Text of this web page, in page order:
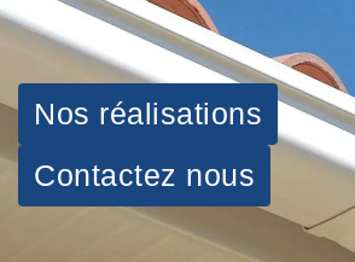
Nos réalisations
Contactez nous